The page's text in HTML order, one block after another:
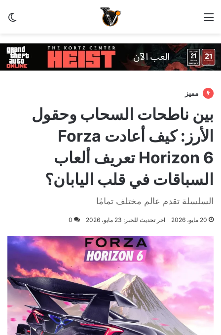
القائمة
مميز
بين ناطحات السحاب وحقول
الأرز: كيف أعادت Forza
Horizon 6 تعريف ألعاب
السباقات في قلب اليابان؟
السلسلة تقدم عالم مختلف تمامًا
20 مايو، 2026 اخر تحديث للخبر: 23 مايو، 2026 0